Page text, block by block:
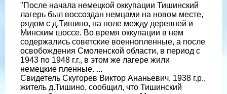
"После начала немецкой оккупации Тишинский
лагерь был воссоздан немцами на новом месте,
рядом с д.Тишино, на поле между деревней и
Минским шоссе. Во время оккупации в нем
содержались советские военнопленные, а после
освобождения Смоленской области, в период с
1943 по 1948 г.г., в этом же лагере жили
немецкие пленные. ...
Свидетель Скугорев Виктор Ананьевич, 1938 г.р.,
житель д.Тишино, сообщил, что Тишинский